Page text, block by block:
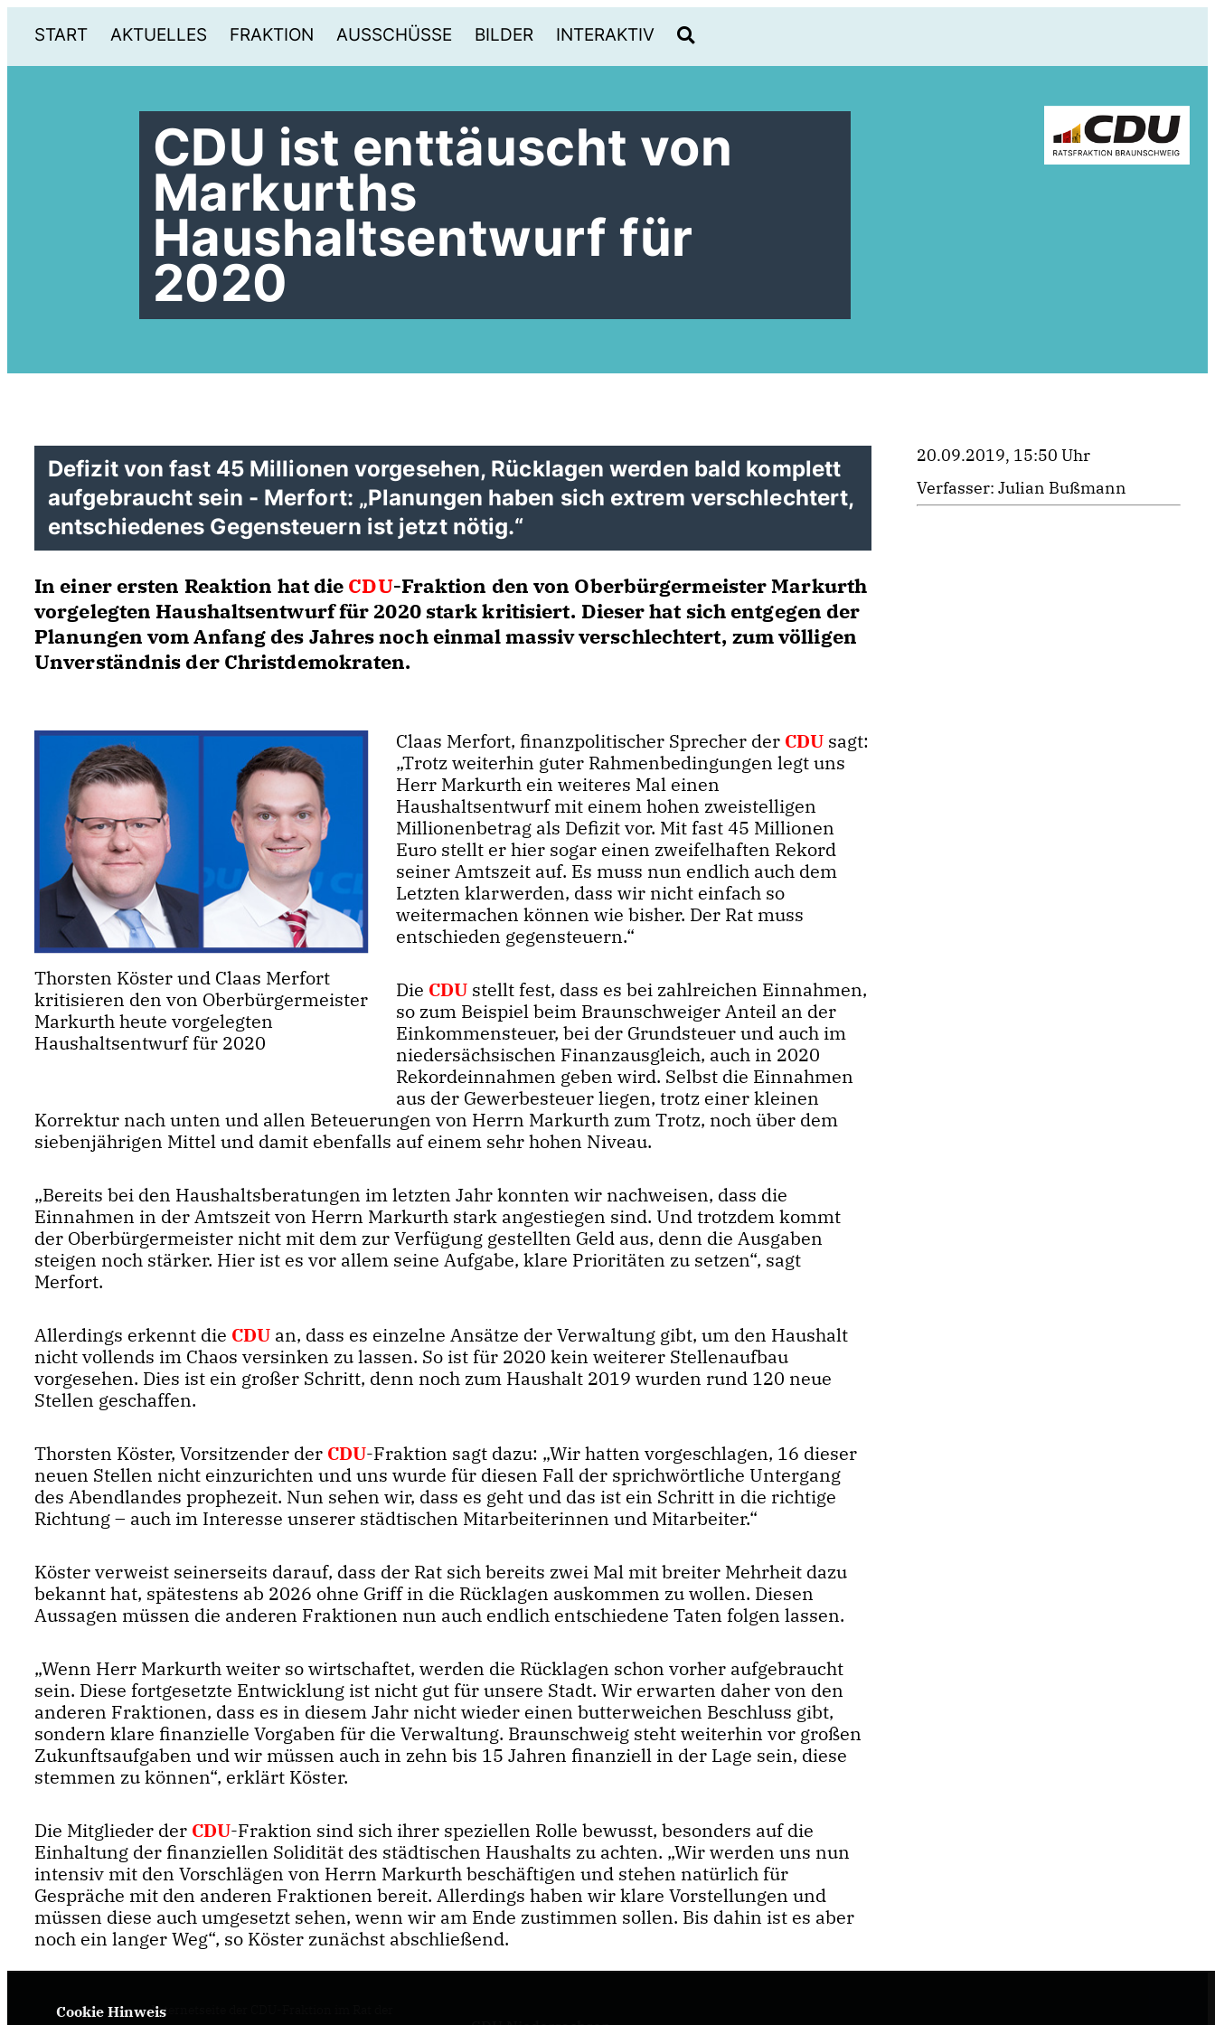
START AKTUELLES FRAKTION AUSSCHÜSSE BILDER INTERAKTIV
CDU ist enttäuscht von
Markurths
Haushaltsentwurf für
2020
Defizit von fast 45 Millionen vorgesehen, Rücklagen werden bald komplett
aufgebraucht sein - Merfort: „Planungen haben sich extrem verschlechtert,
entschiedenes Gegensteuern ist jetzt nötig.“
In einer ersten Reaktion hat die CDU-Fraktion den von Oberbürgermeister Markurth
vorgelegten Haushaltsentwurf für 2020 stark kritisiert. Dieser hat sich entgegen der
Planungen vom Anfang des Jahres noch einmal massiv verschlechtert, zum völligen
Unverständnis der Christdemokraten.
Thorsten Köster und Claas Merfort
kritisieren den von Oberbürgermeister
Markurth heute vorgelegten
Haushaltsentwurf für 2020
Claas Merfort, finanzpolitischer Sprecher der CDU sagt:
Trotz weiterhin guter Rahmenbedingungen legt uns
Herr Markurth ein weiteres Mal einen
Haushaltsentwurf mit einem hohen zweistelligen
Millionenbetrag als Defizit vor. Mit fast 45 Millionen
Euro stellt er hier sogar einen zweifelhaften Rekord
seiner Amtszeit auf. Es muss nun endlich auch dem
Letzten klarwerden, dass wir nicht einfach so
weitermachen können wie bisher. Der Rat muss
entschieden gegensteuern.“
Die CDU stellt fest, dass es bei zahlreichen Einnahmen,
so zum Beispiel beim Braunschweiger Anteil an der
Einkommensteuer, bei der Grundsteuer und auch im
niedersächsischen Finanzausgleich, auch in 2020
Rekordeinnahmen geben wird. Selbst die Einnahmen
aus der Gewerbesteuer liegen, trotz einer kleinen
Korrektur nach unten und allen Beteuerungen von Herrn Markurth zum Trotz, noch über dem
siebenjährigen Mittel und damit ebenfalls auf einem sehr hohen Niveau.
Bereits bei den Haushaltsberatungen im letzten Jahr konnten wir nachweisen, dass die
Einnahmen in der Amtszeit von Herrn Markurth stark angestiegen sind. Und trotzdem kommt
der Oberbürgermeister nicht mit dem zur Verfügung gestellten Geld aus, denn die Ausgaben
steigen noch stärker. Hier ist es vor allem seine Aufgabe, klare Prioritäten zu setzen“, sagt
Merfort.
Allerdings erkennt die CDU an, dass es einzelne Ansätze der Verwaltung gibt, um den Haushalt
nicht vollends im Chaos versinken zu lassen. So ist für 2020 kein weiterer Stellenaufbau
vorgesehen. Dies ist ein großer Schritt, denn noch zum Haushalt 2019 wurden rund 120 neue
Stellen geschaffen.
Thorsten Köster, Vorsitzender der CDU-Fraktion sagt dazu: „Wir hatten vorgeschlagen, 16 dieser
neuen Stellen nicht einzurichten und uns wurde für diesen Fall der sprichwörtliche Untergang
des Abendlandes prophezeit. Nun sehen wir, dass es geht und das ist ein Schritt in die richtige
Richtung – auch im Interesse unserer städtischen Mitarbeiterinnen und Mitarbeiter.“
Köster verweist seinerseits darauf, dass der Rat sich bereits zwei Mal mit breiter Mehrheit dazu
bekannt hat, spätestens ab 2026 ohne Griff in die Rücklagen auskommen zu wollen. Diesen
Aussagen müssen die anderen Fraktionen nun auch endlich entschiedene Taten folgen lassen.
Wenn Herr Markurth weiter so wirtschaftet, werden die Rücklagen schon vorher aufgebraucht
sein. Diese fortgesetzte Entwicklung ist nicht gut für unsere Stadt. Wir erwarten daher von den
anderen Fraktionen, dass es in diesem Jahr nicht wieder einen butterweichen Beschluss gibt,
sondern klare finanzielle Vorgaben für die Verwaltung. Braunschweig steht weiterhin vor großen
Zukunftsaufgaben und wir müssen auch in zehn bis 15 Jahren finanziell in der Lage sein, diese
stemmen zu können“, erklärt Köster.
Die Mitglieder der CDU-Fraktion sind sich ihrer speziellen Rolle bewusst, besonders auf die
Einhaltung der finanziellen Solidität des städtischen Haushalts zu achten. „Wir werden uns nun
intensiv mit den Vorschlägen von Herrn Markurth beschäftigen und stehen natürlich für
Gespräche mit den anderen Fraktionen bereit. Allerdings haben wir klare Vorstellungen und
müssen diese auch umgesetzt sehen, wenn wir am Ende zustimmen sollen. Bis dahin ist es aber
noch ein langer Weg“, so Köster zunächst abschließend.
20.09.2019, 15:50 Uhr
Verfasser: Julian Bußmann
Internetseite der CDU-Fraktion im Rat der
Cookie Hinweis